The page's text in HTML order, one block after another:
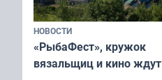
НОВОСТИ
«РыбаФест», кружок
вязальщиц и кино ждут